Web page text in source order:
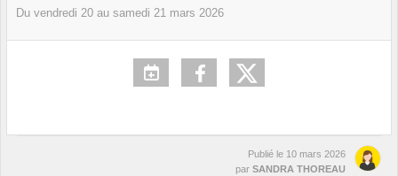
Du vendredi 20 au samedi 21 mars 2026
Publié le 10 mars 2026
par SANDRA THOREAU